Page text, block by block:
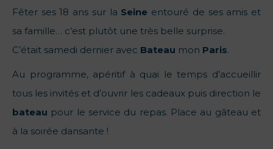
Fêter ses 18 ans sur la Seine entouré de ses amis et
sa famille… c’est plutôt une très belle surprise.
C’était samedi dernier avec Bateau mon Paris.
Au programme, apéritif à quai le temps d’accueillir
tous les invités et d’ouvrir les cadeaux puis direction le
bateau pour le service du repas. Place au gâteau et
à la soirée dansante !